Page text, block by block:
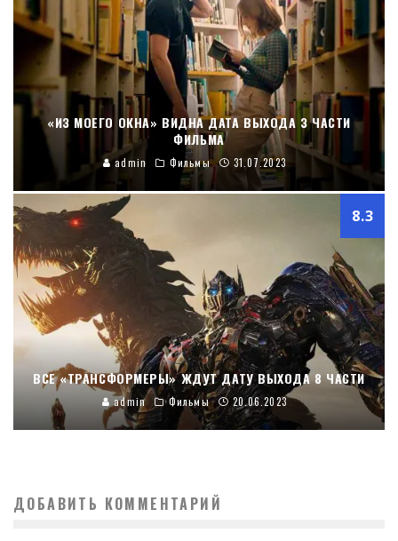
«ИЗ МОЕГО ОКНА» ВИДНА ДАТА ВЫХОДА 3 ЧАСТИ
ФИЛЬМА
admin Фильмы 31.07.2023
8.3
ВСЕ «ТРАНСФОРМЕРЫ» ЖДУТ ДАТУ ВЫХОДА 8 ЧАСТИ
admin Фильмы 20.06.2023
ДОБАВИТЬ КОММЕНТАРИЙ